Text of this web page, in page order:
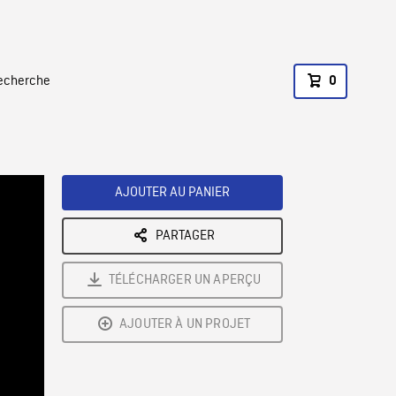
0
AJOUTER AU PANIER
PARTAGER
TÉLÉCHARGER UN APERÇU
AJOUTER À UN PROJET